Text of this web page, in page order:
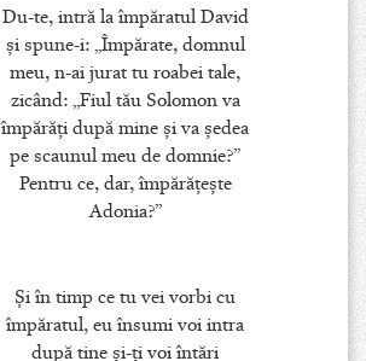
Du-te, intră la împăratul David
şi spune-i: „Împărate, domnul
meu, n-ai jurat tu roabei tale,
zicând: „Fiul tău Solomon va
împărăţi după mine şi va şedea
pe scaunul meu de domnie?”
Pentru ce, dar, împărăţeşte
Adonia?”
Şi în timp ce tu vei vorbi cu
împăratul, eu însumi voi intra
după tine şi-ţi voi întări